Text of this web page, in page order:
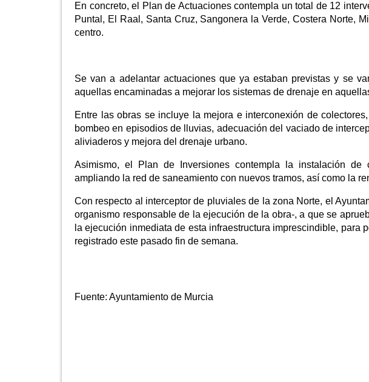
En concreto, el Plan de Actuaciones contempla un total de 12
Puntal, El Raal, Santa Cruz, Sangonera la Verde, Costera Norte,
centro.
Se van a adelantar actuaciones que ya estaban previstas y se
aquellas encaminadas a mejorar los sistemas de drenaje en
Entre las obras se incluye la mejora e interconexión de
bombeo en episodios de lluvias, adecuación del vaciado de
aliviaderos y mejora del drenaje urbano.
Asimismo, el Plan de Inversiones contempla la instalación de
ampliando la red de saneamiento con nuevos tramos, así como la
Con respecto al interceptor de pluviales de la zona Norte, el
organismo responsable de la ejecución de la obra-, a que se
la ejecución inmediata de esta infraestructura imprescindible, para
registrado este pasado fin de semana.
Fuente: Ayuntamiento de Murcia